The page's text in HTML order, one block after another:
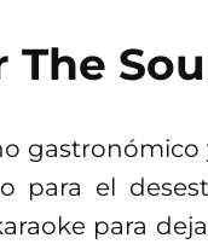
The
gastronómico
para el
para